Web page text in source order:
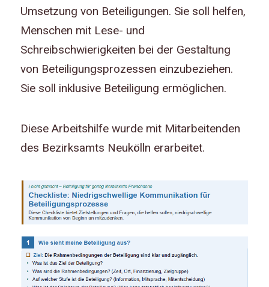
Umsetzung von Beteiligungen. Sie soll helfen,
Menschen mit Lese- und
Schreibschwierigkeiten bei der Gestaltung
von Beteiligungsprozessen einzubeziehen.
Sie soll inklusive Beteiligung ermöglichen.
Diese Arbeitshilfe wurde mit Mitarbeitenden
des Bezirksamts Neukölln erarbeitet.